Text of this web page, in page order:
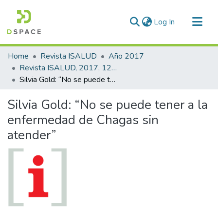
Log In (current)
Communities & Collections
All of DSpace
Statistics
Home Revista ISALUD
Año 2017
Revista ISALUD, 2017, 12(59)
Silvia Gold: “No se puede tener a la enfermedad de Chagas sin atender”
Silvia Gold: “No se puede tener a la
enfermedad de Chagas sin
atender”